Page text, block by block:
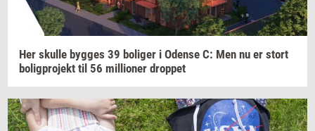
Her skul­le byg­ges 39 bo­li­ger i Oden­se C: Men nu er stort
bo­lig­pro­jekt til 56 mil­li­o­ner drop­pet